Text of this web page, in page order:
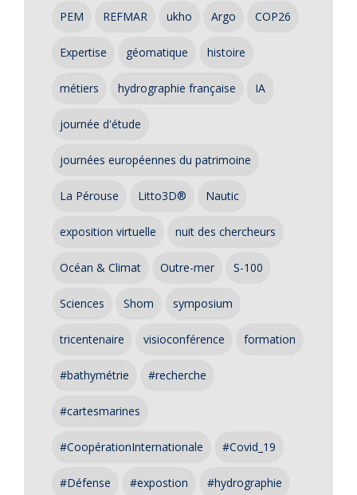
PEM REFMAR ukho Argo COP26
Expertise géomatique histoire
métiers hydrographie française IA
journée d'étude
journées européennes du patrimoine
La Pérouse Litto3D® Nautic
exposition virtuelle nuit des chercheurs
Océan & Climat Outre-mer S-100
Sciences Shom symposium
tricentenaire visioconférence formation
#bathymétrie #recherche
#cartesmarines
#CoopérationInternationale #Covid_19
#Défense #expostion #hydrographie